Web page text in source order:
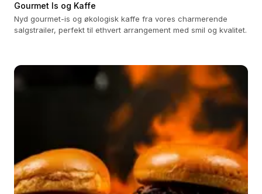
Gourmet Is og Kaffe
Nyd gourmet-is og økologisk kaffe fra vores charmerende
salgstrailer, perfekt til ethvert arrangement med smil og kvalitet.